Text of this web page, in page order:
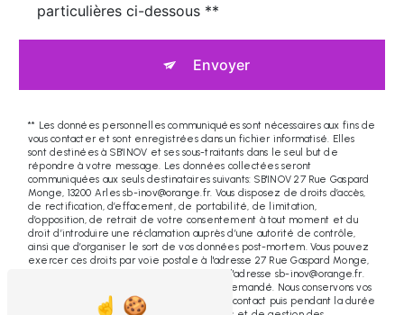
particulières ci-dessous **
Envoyer
** Les données personnelles communiquées sont nécessaires aux fins de
vous contacter et sont enregistrées dans un fichier informatisé. Elles
sont destinées à SB'INOV et ses sous-traitants dans le seul but de
répondre à votre message. Les données collectées seront
communiquées aux seuls destinataires suivants: SB'INOV 27 Rue Gaspard
Monge, 13200 Arles sb-inov@orange.fr. Vous disposez de droits d’accès,
de rectification, d’effacement, de portabilité, de limitation,
d’opposition, de retrait de votre consentement à tout moment et du
droit d’introduire une réclamation auprès d’une autorité de contrôle,
ainsi que d’organiser le sort de vos données post-mortem. Vous pouvez
exercer ces droits par voie postale à l'adresse 27 Rue Gaspard Monge,
13200 Arles ou par courrier électronique à l'adresse sb-inov@orange.fr.
Un justificatif d'identité pourra vous être demandé. Nous conservons vos
données pendant la période de prise de contact puis pendant la durée